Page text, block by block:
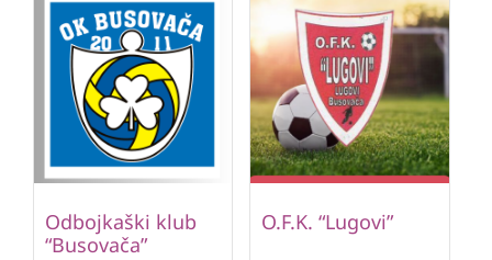
Odbojkaški klub
“Busovača”
O.F.K. “Lugovi”